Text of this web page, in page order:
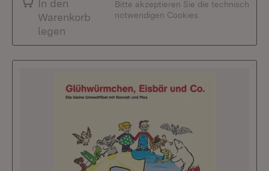
In den
Warenkorb
legen
Bitte akzeptieren Sie die technisch
notwendigen Cookies